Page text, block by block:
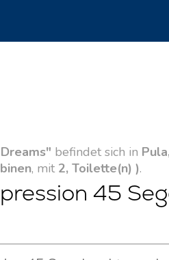
befindet sich in
, mit 2, Toilette(n) ).
45